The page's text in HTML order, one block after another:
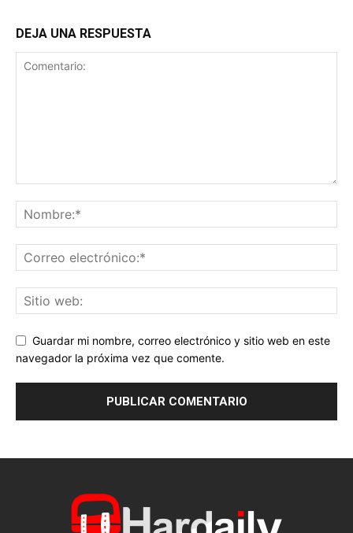
DEJA UNA RESPUESTA
Guardar mi nombre, correo electrónico y sitio web en este
navegador la próxima vez que comente.